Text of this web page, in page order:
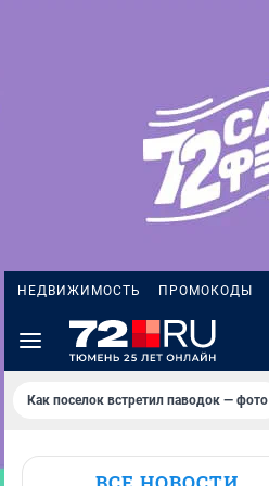
НЕДВИЖИМОСТЬ ПРОМОКОДЫ
Как поселок встретил паводок — фото